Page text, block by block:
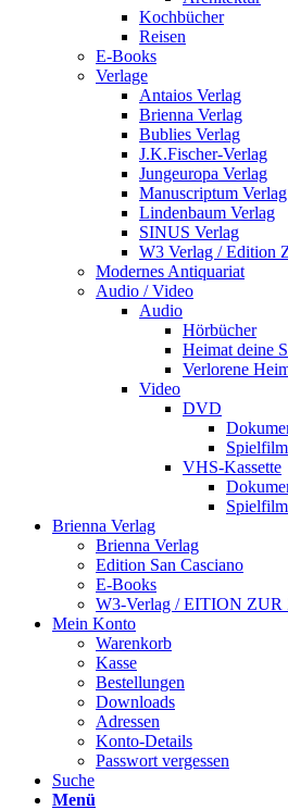
Kochbücher
Reisen
E-Books
Verlage
Antaios Verlag
Brienna Verlag
Bublies Verlag
J.K.Fischer-Verlag
Jungeuropa Verlag
Manuscriptum Verlag
Lindenbaum Verlag
SINUS Verlag
W3 Verlag / Edition
Modernes Antiquariat
Audio / Video
Audio
Hörbücher
Heimat deine
Verlorene
Video
DVD
VHS-Kassette
Brienna Verlag
Brienna Verlag
Edition San Casciano
E-Books
W3-Verlag / EITION ZUR
Mein Konto
Warenkorb
Kasse
Bestellungen
Downloads
Adressen
Konto-Details
Passwort vergessen
Suche
Menü